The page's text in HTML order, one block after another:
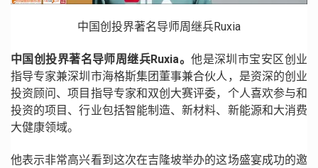
中国创投界著名导师周继兵Ruxia
中国创投界著名导师周继兵Ruxia。他是深圳市宝安区创业
指导专家兼深圳市海格斯集团董事兼合伙人，是资深的创业
投资顾问、项目指导专家和双创大赛评委，个人喜欢参与和
投资的项目、行业包括智能制造、新材料、新能源和大消费
大健康领域。
他表示非常高兴看到这次在吉隆坡举办的这场盛宴成功的邀